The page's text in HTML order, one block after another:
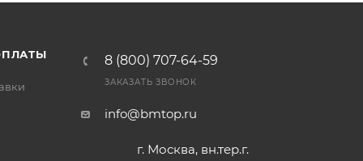
8 (800) 707-64-59
ЗАКАЗАТЬ ЗВОНОК
info@bmtop.ru
г. Москва, вн.тер.г.